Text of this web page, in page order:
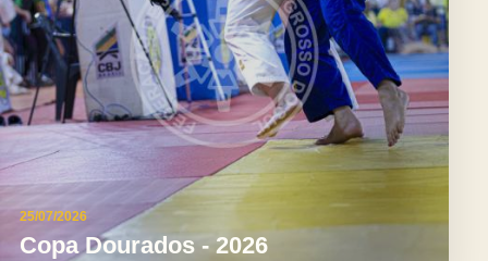
25/07/2026
Copa Dourados - 2026